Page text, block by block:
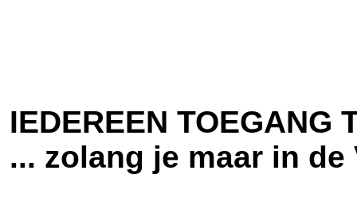
IEDEREEN TOEGANG
... zolang je maar in